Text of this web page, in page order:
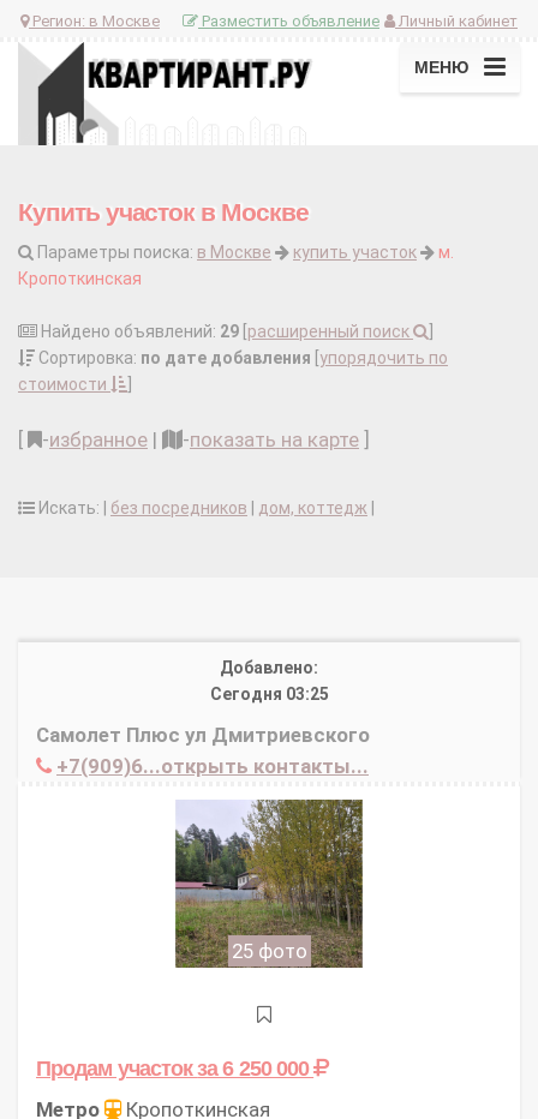
Регион: в Москве Личный кабинет
Разместить объявление
МЕНЮ
Купить участок в Москве
Параметры поиска: в Москве купить участок
м.
Кропоткинская
Найдено объявлений: 29 расширенный поиск
Сортировка: по дате добавления упорядочить по
стоимости
-избранное | -показать на карте
Искать: | без посредников дом, коттедж
Добавлено:
Сегодня 03:25
Самолет Плюс ул Дмитриевского
+7(909)6...открыть контакты...
25 фото
Продам участокза 6 250 000
Метро
Кропоткинская